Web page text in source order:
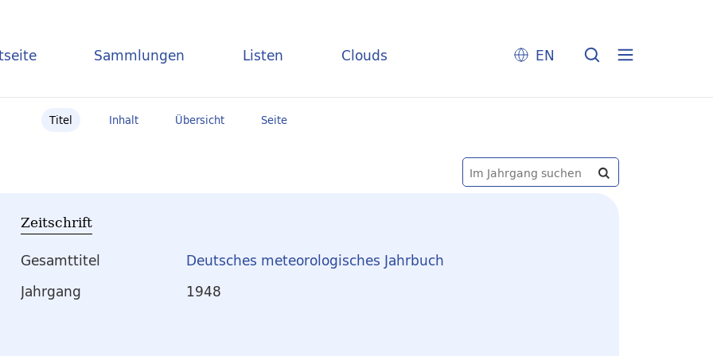
Sammlungen Listen Clouds EN
Titel Inhalt Übersicht Seite
Zeitschrift
Gesamttitel
Deutsches meteorologisches Jahrbuch
Jahrgang
1948